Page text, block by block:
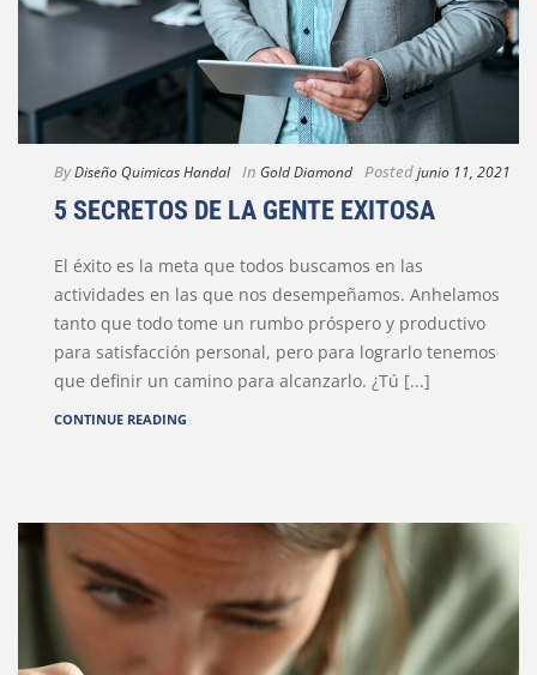
ByDiseño Quimicas Handal In Gold Diamond Postedjunio 11, 2021
5 SECRETOS DE LA GENTE EXITOSA
El éxito es la meta que todos buscamos en las
actividades en las que nos desempeñamos. Anhelamos
tanto que todo tome un rumbo próspero y productivo
para satisfacción personal, pero para lograrlo tenemos
que definir un camino para alcanzarlo. ¿Tú [...]
CONTINUE READING